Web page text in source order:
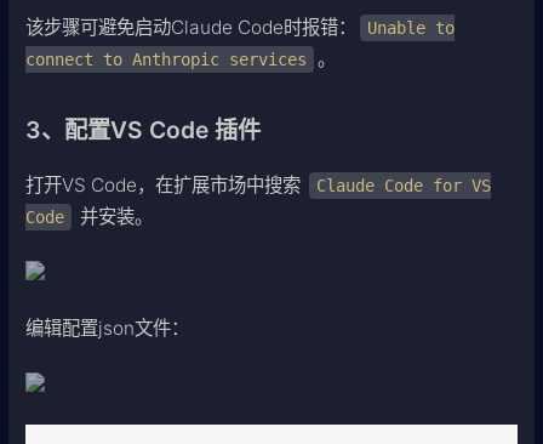
该步骤可避免启动Claude Code时报错：
Unable to
connect to Anthropic services
。
3、配置VS Code 插件
打开VS Code，在扩展市场中搜索
Claude Code for VS
Code
并安装。
编辑配置json文件：